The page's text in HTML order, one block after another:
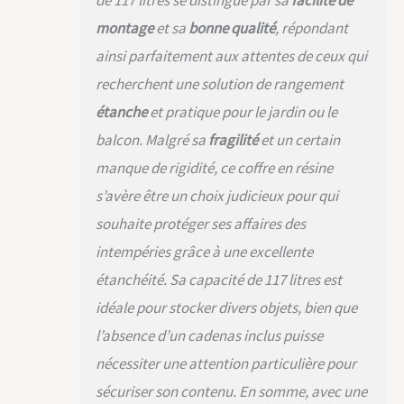
peut contenir des
oreillers, des jouets,
des appareils de
Imperméables et
résistantes à la
décoloration : ces
boîtes de rangement
sont fabriquées en
(SGS 1000plus), qui
protège l'extérieur
garde l'intérieur au
sec quelles que
météorologiques
Siège/table
l'exception du
rangement, la petite
montageet sabonne qualité, répondant
ainsi parfaitement aux attentes de ceux qui
recherchent une solution de rangement
étancheet pratique pour le jardin ou le
balcon. Malgré safragilitéet un certain
manque de rigidité, ce coffre en résine
s’avère être un choix judicieux pour qui
souhaite protéger ses affaires des
intempéries grâce à une excellente
étanchéité. Sa capacité de 117 litres est
idéale pour stocker divers objets, bien que
l’absence d’un cadenas inclus puisse
nécessiter une attention particulière pour
sécuriser son contenu. En somme, avec une